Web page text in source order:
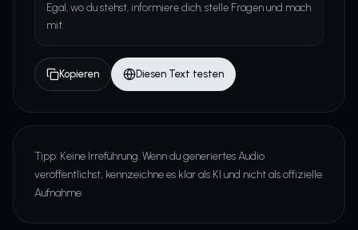
Egal, wo du stehst, informiere dich, stelle Fragen und mach
mit.
Kopieren Diesen Text testen
Tipp: Keine Irreführung. Wenn du generiertes Audio
veröffentlichst, kennzeichne es klar als KI und nicht als offizielle
Aufnahme.